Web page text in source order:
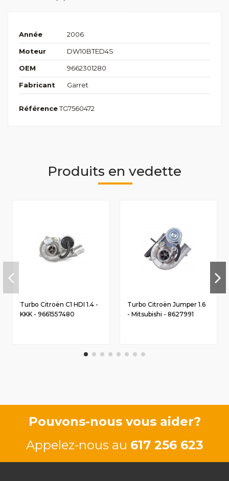
Année 2006
Moteur DW10BTED4S
OEM 9662301280
Fabricant Garret
RéférenceTG7560472
Produits en vedette
Turbo Citroën C1 HDI 1.4 -
KKK - 9661557480
Turbo Citroën Jumper 1.6
- Mitsubishi - 8627991
Pouvons-nous vous aider?
Appelez-nous au 617 256 623